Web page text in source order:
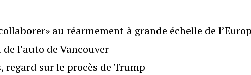
au réarmement à grande échelle de
l’auto de Vancouver
sur le procès de Trump